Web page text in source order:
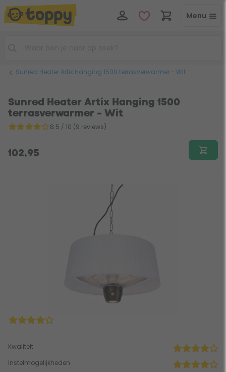
Menu
Sunred Heater Artix Hanging 1500 terrasverwarmer - Wit
Sunred Heater Artix Hanging 1500
terrasverwarmer - Wit
8.5 / 10 (9 reviews)
102,95
Kwaliteit
Instelmogelijkheden